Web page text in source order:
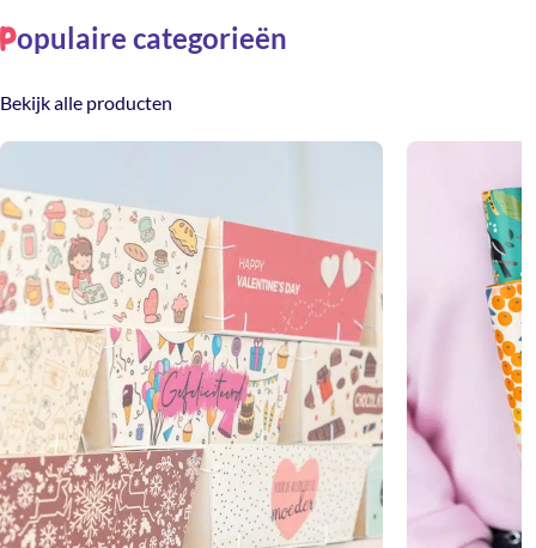
Populaire categorieën
Bekijk alle producten